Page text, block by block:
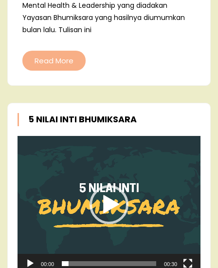
Mental Health & Leadership yang diadakan
Yayasan Bhumiksara yang hasilnya diumumkan
bulan lalu. Tulisan ini
Read More
5 NILAI INTI BHUMIKSARA
00:00 00:30